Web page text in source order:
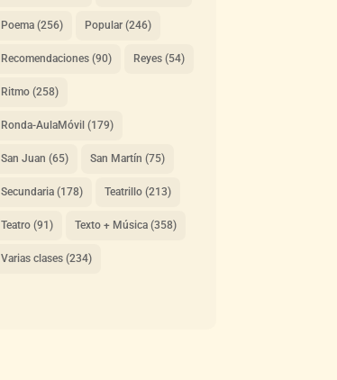
Poema(256) Popular(246)
Recomendaciones(90) Reyes(54)
Ritmo(258)
Ronda-AulaMóvil (179)
San Juan (65) San Martín (75)
Secundaria(178) Teatrillo(213)
Teatro(91) Texto + Música(358)
Varias clases(234)